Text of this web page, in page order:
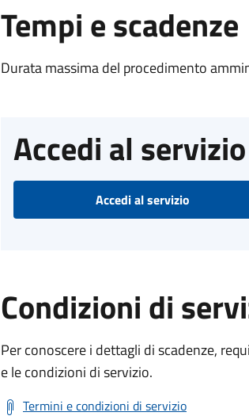
Tempi e scadenze
Durata massima del procedimento
Accedi al servizio
Accedi al servizio
Condizioni di
Per conoscere i dettagli di scadenze,
e le condizioni di servizio.
Termini e condizioni di servizio